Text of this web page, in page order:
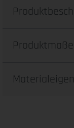
Produktmaße